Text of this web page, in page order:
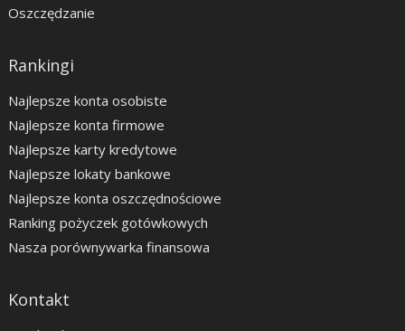
Oszczędzanie
Rankingi
Najlepsze konta osobiste
Najlepsze konta firmowe
Najlepsze karty kredytowe
Najlepsze lokaty bankowe
Najlepsze konta oszczędnościowe
Ranking pożyczek gotówkowych
Nasza porównywarka finansowa
Kontakt